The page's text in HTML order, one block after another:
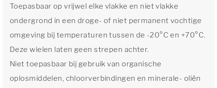
Toepasbaar op vrijwel elke vlakke en niet vlakke
ondergrond in een droge- of niet permanent vochtige
omgeving bij temperaturen tussen de -20°C en +70°C.
Deze wielen laten geen strepen achter.
Niet toepasbaar bij gebruik van organische
oplosmiddelen, chloorverbindingen en minerale- oliën